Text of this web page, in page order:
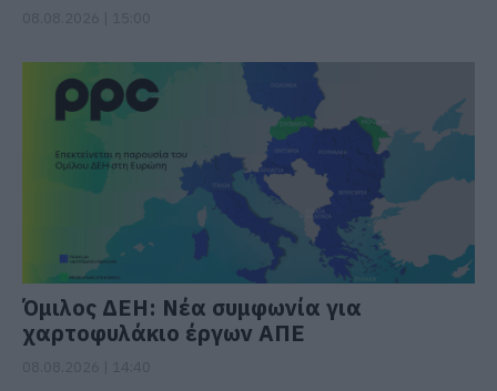
Όμιλος ΔΕΗ: Νέα συμφωνία για
χαρτοφυλάκιο έργων ΑΠΕ